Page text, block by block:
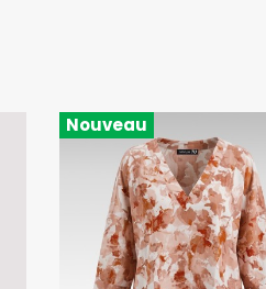
Nouveau